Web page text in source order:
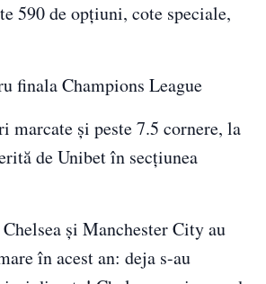
590 de opțiuni, cote speciale,
finala Champions League
marcate și peste 7.5 cornere, la
de Unibet în secțiunea
și Manchester City au
în acest an: deja s-au